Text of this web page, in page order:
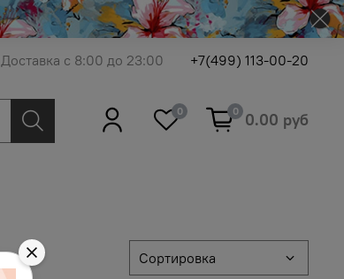
Доставка с 8:00 до 23:00 +7(499) 113-00-20
0 0 0.00 руб